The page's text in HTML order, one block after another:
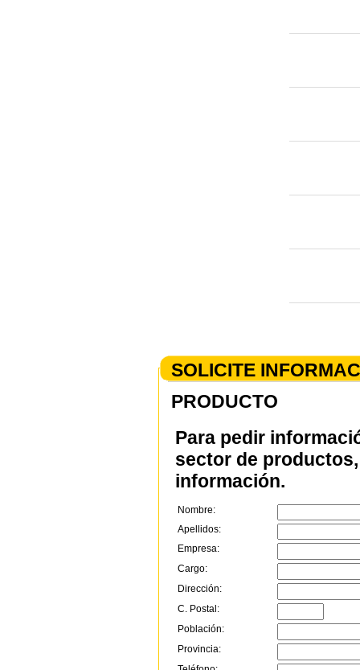
SOLICITE
PRODUCTO
Para pedir
sector de
información.
Nombre:
Apellidos:
Empresa:
Cargo:
Dirección:
C. Postal:
Población:
Provincia: